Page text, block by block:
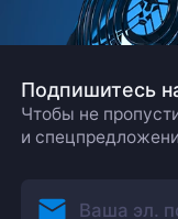
Подпишитесь
Чтобы не
и